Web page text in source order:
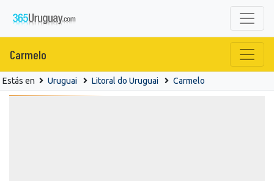
Carmelo
Estás en Uruguai Litoral do Uruguai Carmelo